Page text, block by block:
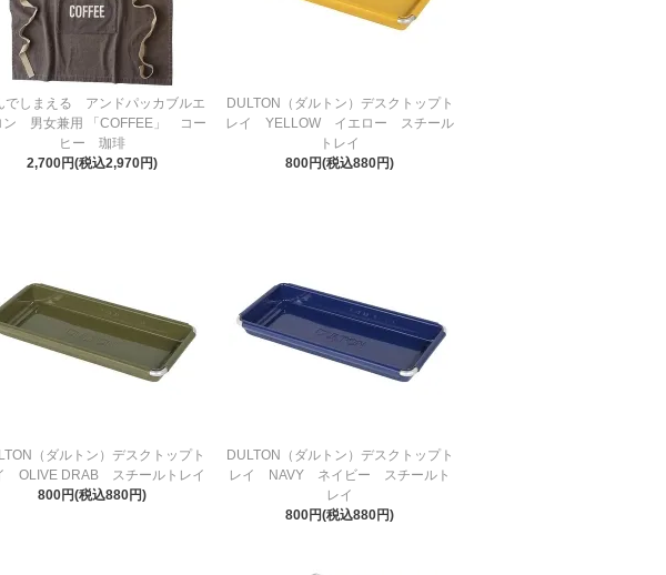
でしまえる アンドパッカブルエ
ン 男女兼用 「COFFEE」 コー
ヒー 珈琲
2,700円(税込2,970円)
DULTON（ダルトン）デスクトップト
レイ YELLOW イエロー スチール
トレイ
800円(税込880円)
（ダルトン）デスクトップト
OLIVE DRAB スチールトレイ
800円(税込880円)
DULTON（ダルトン）デスクトップト
レイ NAVY ネイビー スチールト
レイ
800円(税込880円)